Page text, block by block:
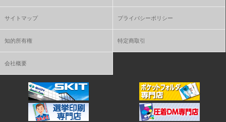
サイトマップ プライバシーポリシー
知的所有権 特定商取引
会社概要